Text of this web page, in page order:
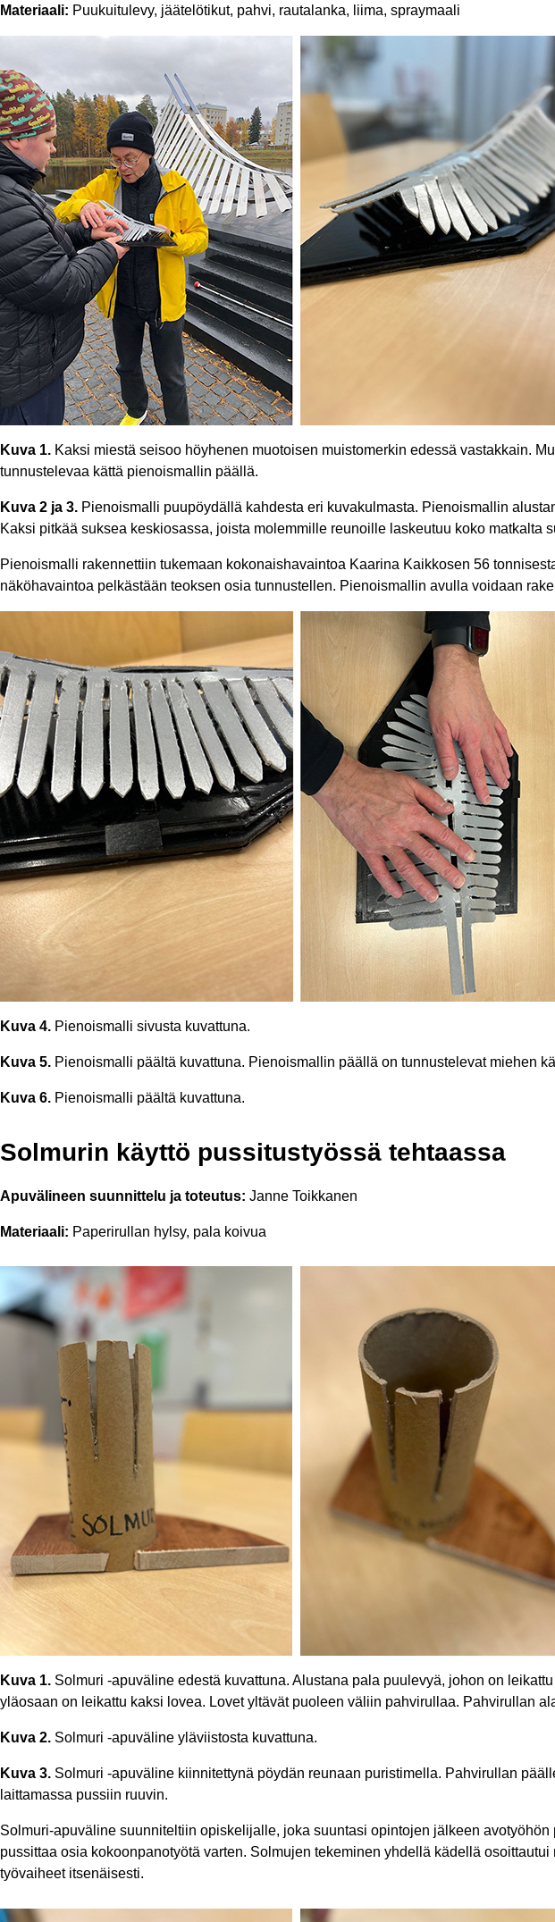
Materiaali: Puukuitulevy, jäätelötikut, pahvi, rautalanka, liima, spraymaali
Kuva 1. Kaksi miestä seisoo höyhenen muotoisen muistomerkin edessä vastakkain.
tunnustelevaa kättä pienoismallin päällä.
Kuva 2 ja 3. Pienoismalli puupöydällä kahdesta eri kuvakulmasta. Pienoismallin
Kaksi pitkää suksea keskiosassa, joista molemmille reunoille laskeutuu koko matkalta
Pienoismalli rakennettiin tukemaan kokonaishavaintoa Kaarina Kaikkosen 56
näköhavaintoa pelkästään teoksen osia tunnustellen. Pienoismallin avulla voidaan
Kuva 4. Pienoismalli sivusta kuvattuna.
Kuva 5. Pienoismalli päältä kuvattuna. Pienoismallin päällä on tunnustelevat miehen
Kuva 6. Pienoismalli päältä kuvattuna.
Solmurin käyttö pussitustyössä tehtaassa
Apuvälineen suunnittelu ja toteutus: Janne Toikkanen
Materiaali: Paperirullan hylsy, pala koivua
Kuva 1. Solmuri -apuväline edestä kuvattuna. Alustana pala puulevyä, johon on
yläosaan on leikattu kaksi lovea. Lovet yltävät puoleen väliin pahvirullaa. Pahvirullan
Kuva 2. Solmuri -apuväline yläviistosta kuvattuna.
Kuva 3. Solmuri -apuväline kiinnitettynä pöydän reunaan puristimella. Pahvirullan
laittamassa pussiin ruuvin.
Solmuri-apuväline suunniteltiin opiskelijalle, joka suuntasi opintojen jälkeen
pussittaa osia kokoonpanotyötä varten. Solmujen tekeminen yhdellä kädellä
työvaiheet itsenäisesti.